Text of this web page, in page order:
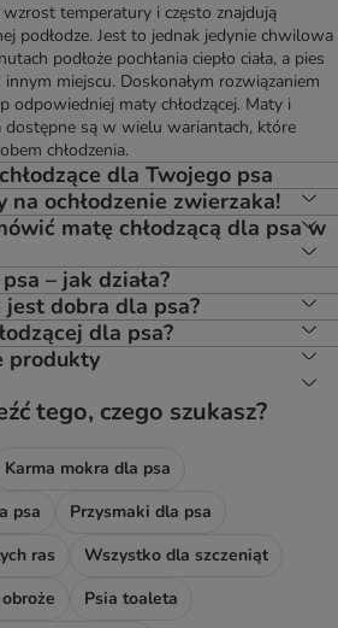
temperatury i często znajdują
podłodze. Jest to jednak jedynie chwilowa
podłoże pochłania ciepło ciała, a pies
miejscu. Doskonałym rozwiązaniem
odpowiedniej maty chłodzącej. Maty i
dostępne są w wielu wariantach, które
chłodzenia.
dla Twojego psa
na ochłodzenie zwierzaka!
matę chłodzącą dla psa w
– jak działa?
jest dobra dla psa?
dla psa?
produkty
tego, czego szukasz?
Karma mokra dla psa
psa
Przysmaki dla psa
ras
Wszystko dla szczeniąt
Psia toaleta